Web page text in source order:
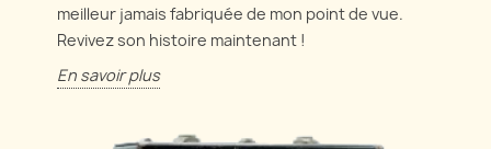
meilleur jamais fabriquée de mon point de vue.
Revivez son histoire maintenant !
En savoir plus